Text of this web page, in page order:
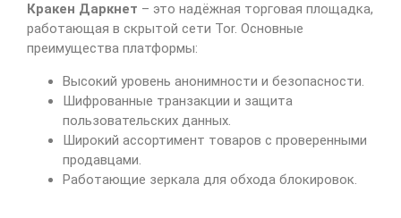
Кракен Даркнет – это надёжная торговая площадка,
работающая в скрытой сети Tor. Основные
преимущества платформы:
Высокий уровень анонимности и безопасности.
Шифрованные транзакции и защита
пользовательских данных.
Широкий ассортимент товаров с проверенными
продавцами.
Работающие зеркала для обхода блокировок.